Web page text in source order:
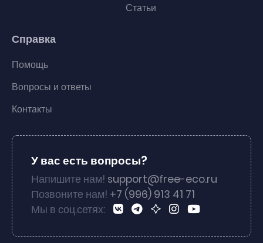
Статьи
Справка
Помощь
Вопросы и ответы
Контакты
У вас есть вопросы?
Напишите нам! support@free-eco.ru
Позвоните нам! +7 (996) 913 41 71
Мы в соц.сетях: